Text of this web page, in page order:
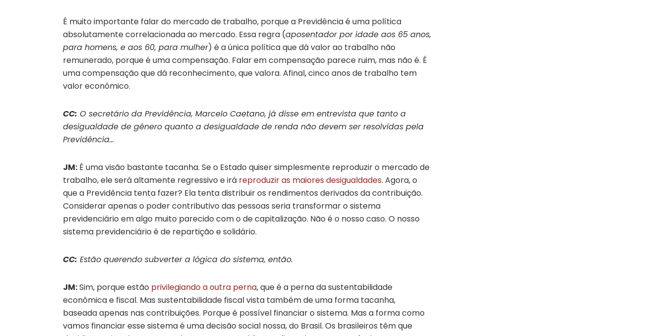
É muito importante falar do mercado de trabalho, porque a Previdência é uma política
absolutamente correlacionada ao mercado. Essa regra (aposentador por idade aos 65 anos,
para homens, e aos 60, para mulher) é a única política que dá valor ao trabalho não
remunerado, porque é uma compensação. Falar em compensação parece ruim, mas não é. É
uma compensação que dá reconhecimento, que valora. Afinal, cinco anos de trabalho tem
valor econômico.
CC: O secretário da Previdência, Marcelo Caetano, já disse em entrevista que tanto a
desigualdade de gênero quanto a desigualdade de renda não devem ser resolvidas pela
Previdência…
JM: É uma visão bastante tacanha. Se o Estado quiser simplesmente reproduzir o mercado de
trabalho, ele será altamente regressivo e irá reproduzir as maiores desigualdades. Agora, o
que a Previdência tenta fazer? Ela tenta distribuir os rendimentos derivados da contribuição.
Considerar apenas o poder contributivo das pessoas seria transformar o sistema
previdenciário em algo muito parecido com o de capitalização. Não é o nosso caso. O nosso
sistema previdenciário é de repartição e solidário.
CC: Estão querendo subverter a lógica do sistema, então.
JM:Sim, porque estão privilegiando a outra perna, que é a perna da sustentabilidade
econômica e fiscal. Mas sustentabilidade fiscal vista também de uma forma tacanha,
baseada apenas nas contribuições. Porque é possível financiar o sistema. Mas a forma como
vamos financiar esse sistema é uma decisão social nossa, do Brasil. Os brasileiros têm que